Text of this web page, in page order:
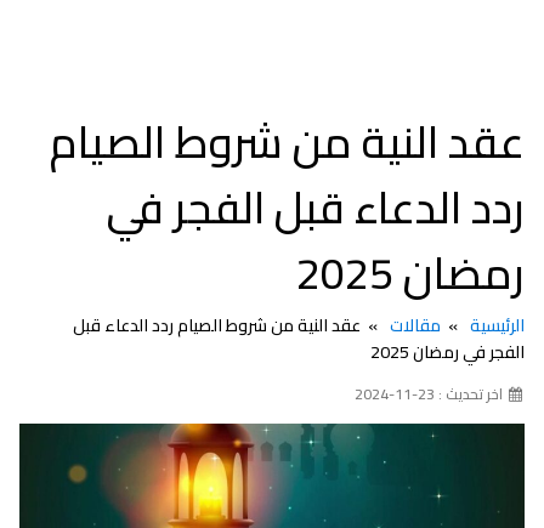
عقد النية من شروط الصيام
ردد الدعاء قبل الفجر في
رمضان 2025
الرئيسية مقالات
عقد النية من شروط الصيام ردد الدعاء قبل
الفجر في رمضان 2025
اخر تحديث : 23-11-2024